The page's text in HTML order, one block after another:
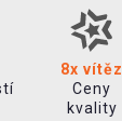
8x vítěz
Ceny
kvality